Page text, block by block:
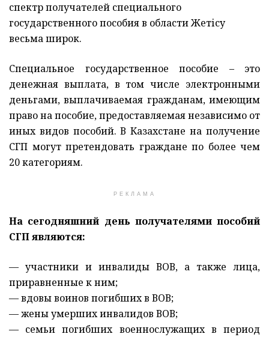
спектр получателей специального
государственного пособия в области Жетісу
весьма широк.
Специальное государственное пособие – это
денежная выплата, в том числе электронными
деньгами, выплачиваемая гражданам, имеющим
право на пособие, предоставляемая независимо от
иных видов пособий. В Казахстане на получение
СГП могут претендовать граждане по более чем
20 категориям.
РЕКЛАМА
На сегодняшний день получателями пособий
СГП являются:
— участники и инвалиды ВОВ, а также лица,
приравненные к ним;
— вдовы воинов погибших в ВОВ;
— жены умерших инвалидов ВОВ;
— семьи погибших военнослужащих в период